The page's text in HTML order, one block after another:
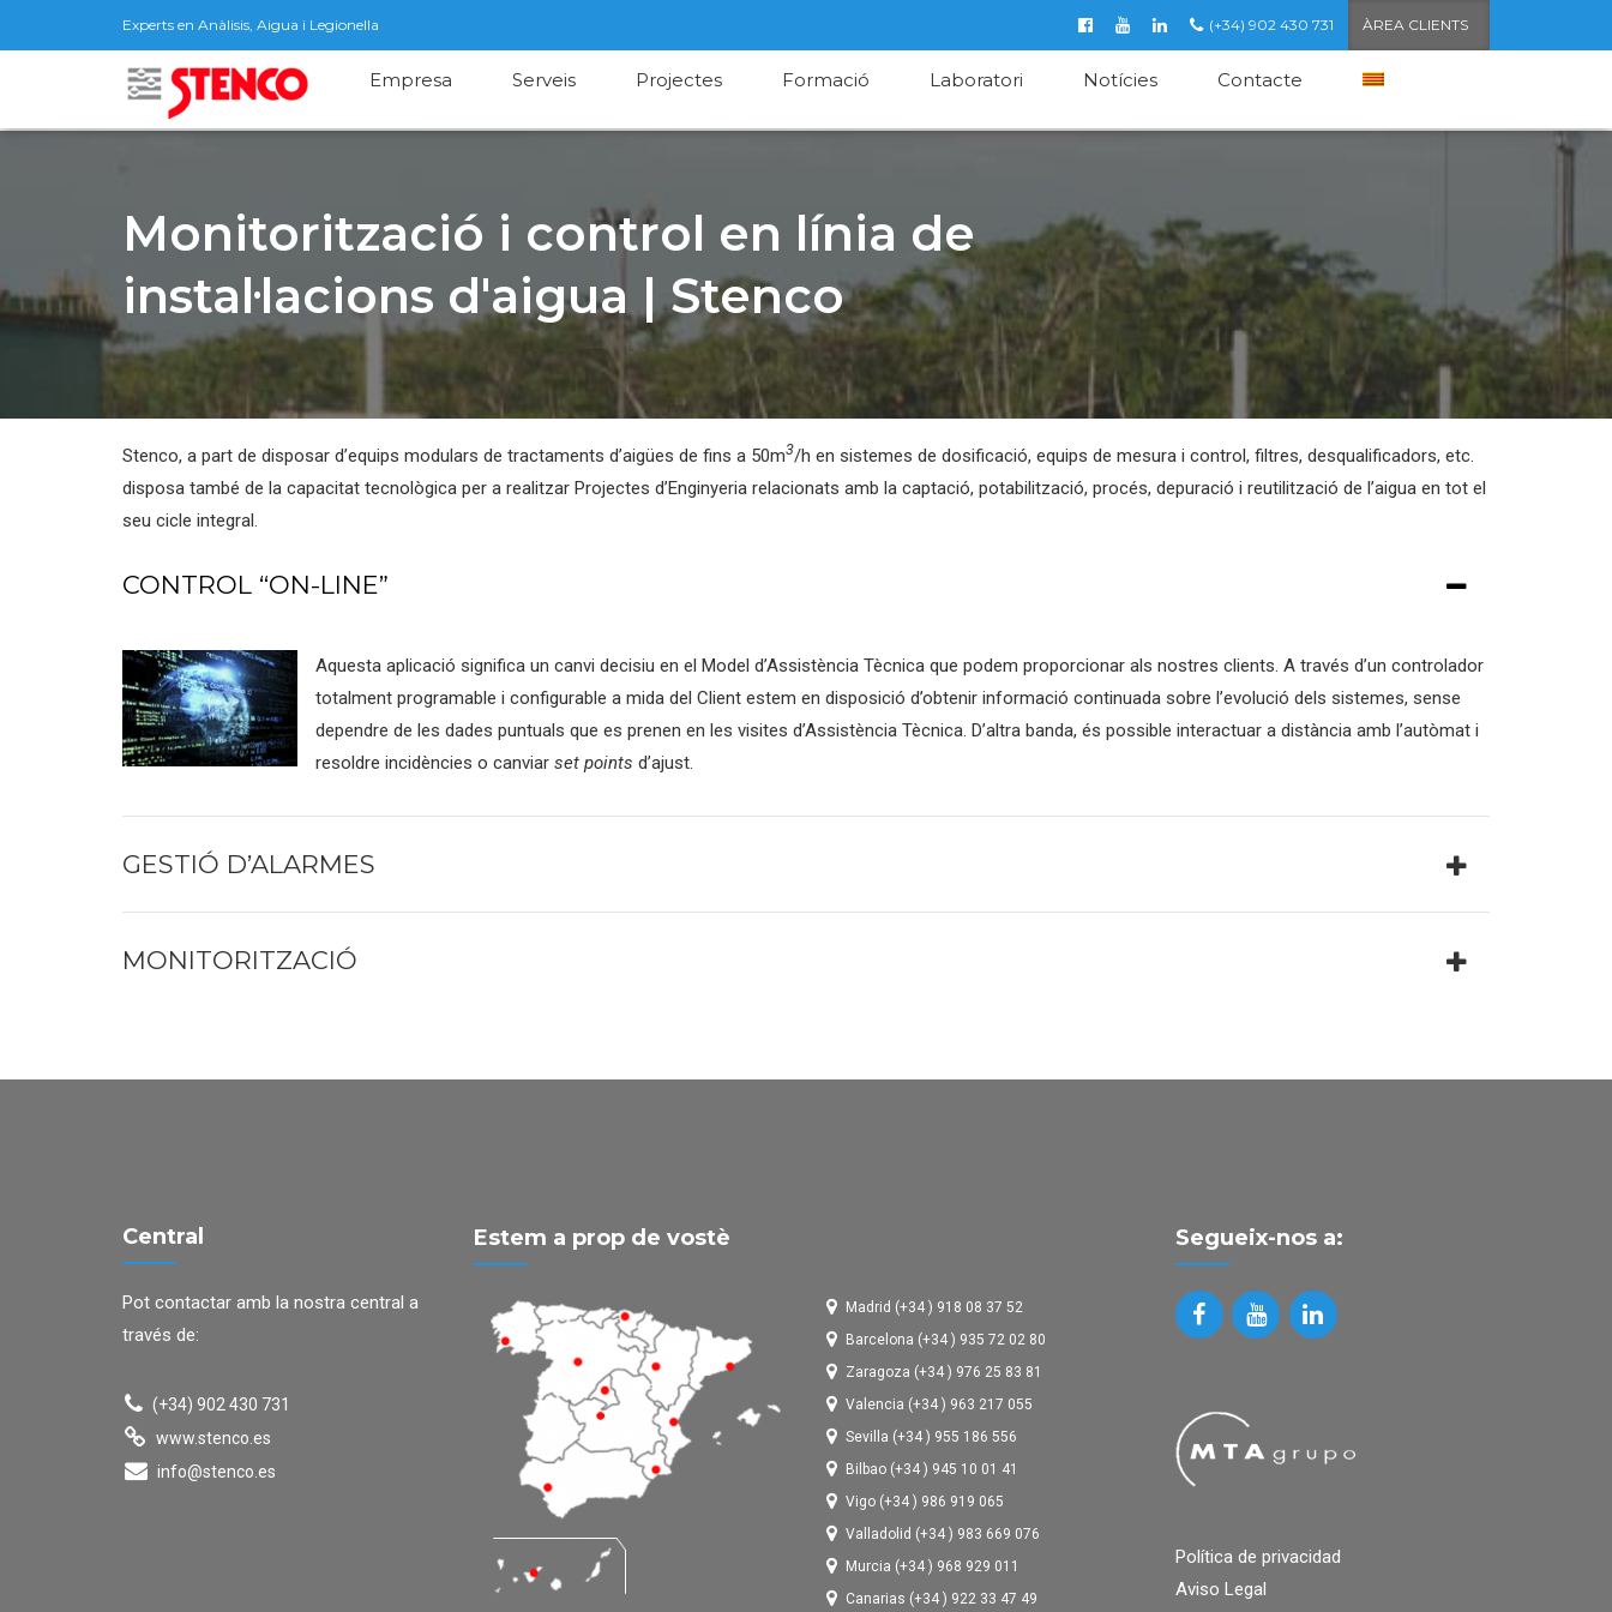
Experts en Anàlisis, Aigua i Legionella (+34) 902 430 731 ÀREA CLIENTS
Empresa Serveis Projectes Formació Laboratori Notícies Contacte
Monitorització i control en línia de
instal·lacions d'aigua | Stenco
Stenco, a part de disposar d’equips modulars de tractaments d’aigües de fins a 50m3/h en sistemes de dosificació, equips de mesura i control, filtres, desqualificadors, etc.
disposa també de la capacitat tecnològica per a realitzar Projectes d’Enginyeria relacionats amb la captació, potabilització, procés, depuració i reutilització de l’aigua en tot el
seu cicle integral.
CONTROL “ON-LINE”
Aquesta aplicació significa un canvi decisiu en el Model d’Assistència Tècnica que podem proporcionar als nostres clients. A través d’un controlador
totalment programable i configurable a mida del Client estem en disposició d’obtenir informació continuada sobre l’evolució dels sistemes, sense
dependre de les dades puntuals que es prenen en les visites d’Assistència Tècnica. D’altra banda, és possible interactuar a distància amb l’autòmat i
resoldre incidències o canviar set points d’ajust.
GESTIÓ D’ALARMES
MONITORITZACIÓ
Central
Pot contactar amb la nostra central a
través de:
(+34) 902 430 731
www.stenco.es
info@stenco.es
Estem a prop de vostè
Madrid (+34 ) 918 08 37 52
Barcelona (+34 ) 935 72 02 80
Zaragoza (+34 ) 976 25 83 81
Valencia (+34 ) 963 217 055
Sevilla (+34 ) 955 186 556
Bilbao (+34 ) 945 10 01 41
Vigo (+34 ) 986 919 065
Valladolid (+34 ) 983 669 076
Murcia (+34 ) 968 929 011
Canarias (+34 ) 922 33 47 49
Segueix-nos a:
Política de privacidad
Aviso Legal